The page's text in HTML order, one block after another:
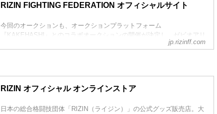
RIZIN FIGHTING FEDERATION オフィシャルサイト
今回のオークションも、オークションプラットフォーム
『KAKEHASHI』とのコラボオークションの開催が決定し、ゼビオアリ
ーナ仙台からRIZINファンの皆様に、観戦では味わえない "唯一無二"の
ラインナップには、選手たちの感謝の想いを込めた、実使用サイン入
jp.rizinff.com
RIZIN オフィシャル オンラインストア
日本の総合格闘技団体「RIZIN（ライジン）」の公式グッズ販売店。大